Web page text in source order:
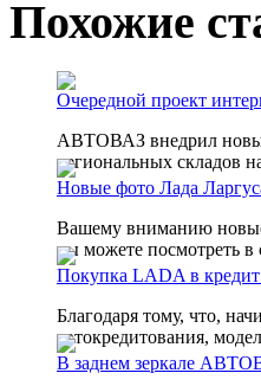
Похожие
Очередной проект
АВТОВАЗ внедрил
региональных складов
Новые фото Лада
Вашему вниманию новые
вы можете посмотреть в
Покупка LADA в кредит
Благодаря тому, что,
автокредитования,
В заднем зеркале